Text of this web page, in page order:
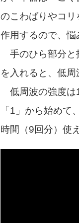
のこわばりやコ
作用するので、悩
手のひら部分と
を入れると、低周
低周波の強度は
「1」から始め
時間（9回分）使